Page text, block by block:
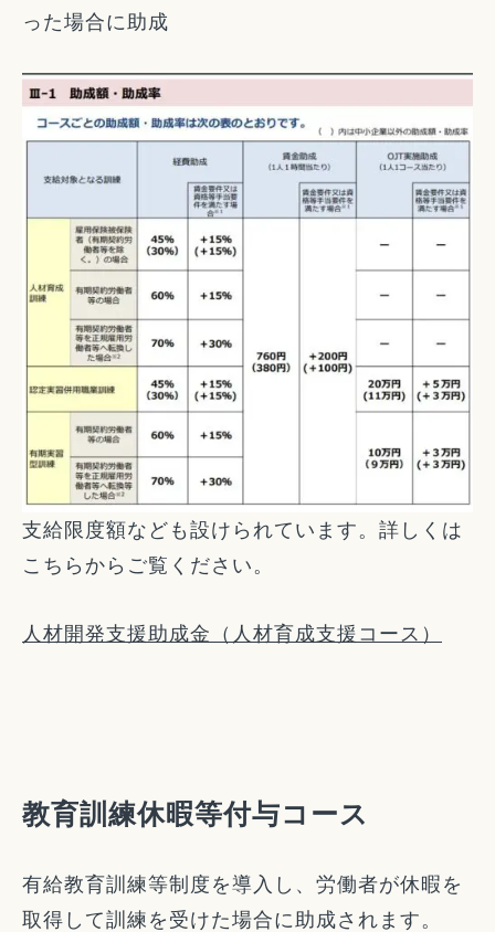
った場合に助成
支給限度額なども設けられています。詳しくは
こちらからご覧ください。
人材開発支援助成金（人材育成支援コース）
教育訓練休暇等付与コース
有給教育訓練等制度を導入し、労働者が休暇を
取得して訓練を受けた場合に助成されます。